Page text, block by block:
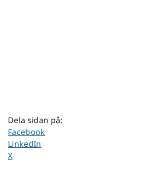
Dela sidan på:
Dela sidan på
Facebook
Dela sidan på
LinkedIn
Dela sidan på
X